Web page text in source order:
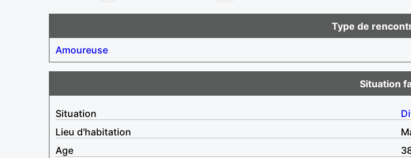
Type de
Amoureuse
Situation
Situation
Lieu d'habitation
Age